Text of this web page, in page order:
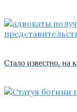
Стало известно, на